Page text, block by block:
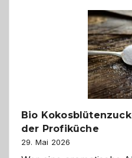
Bio
der Profiküche
29. Mai 2026